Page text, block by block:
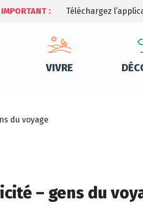
IMPORTANT : Téléchargez
VIVRE
du voyage
– gens du